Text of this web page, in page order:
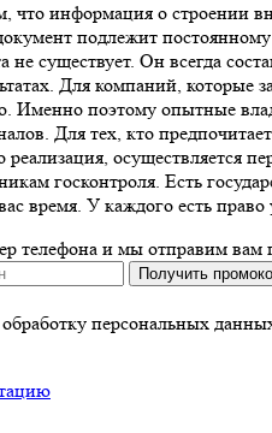
что информация о строении
подлежит
не существует. Он всегда
Для компаний,
Именно поэтому опытные
Для тех, кто
реализация, осуществляется
госконтроля. Есть
время. У каждого есть
телефона и мы отправим
Получить
персональных